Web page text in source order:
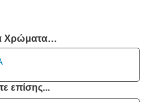
Χρώματα…
επίσης...